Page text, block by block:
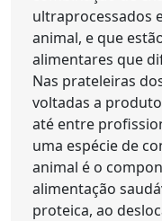
ultraprocessados
animal, e que
alimentares que
Nas prateleiras
voltadas a
até entre
uma espécie de
animal é o
alimentação
proteica, ao